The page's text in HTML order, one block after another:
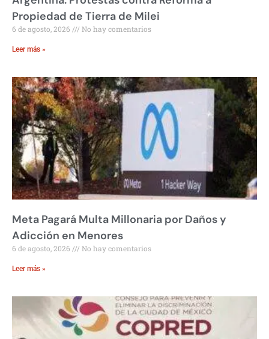
Propiedad de Tierra de Milei
6 de agosto, 2026 No hay comentarios
Leer más »
Meta Pagará Multa Millonaria por Daños y
Adicción en Menores
6 de agosto, 2026 No hay comentarios
Leer más »